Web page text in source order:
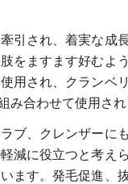
引され、着実な成
をますます好むよ
用され、クランベ
合わせて使用され
ブ、クレンザーに
減に役立つと考え
ます。発毛促進、